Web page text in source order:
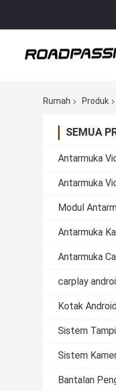
Rumah Produk
SEMUA
Antarmuka
Antarmuka
Modul
Antarmuka
Antarmuka
carplay
Kotak
Sistem
Sistem
Bantalan